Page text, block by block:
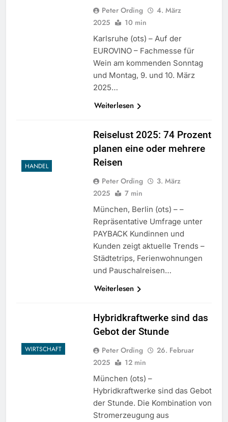
Peter Ording
4. März
2025
10 min
Karlsruhe (ots) – Auf der
EUROVINO – Fachmesse für
Wein am kommenden Sonntag
und Montag, 9. und 10. März
2025…
Weiterlesen
HANDEL
Reiselust 2025: 74 Prozent
planen eine oder mehrere
Reisen
Peter Ording
3. März
2025
7 min
München, Berlin (ots) – –
Repräsentative Umfrage unter
PAYBACK Kundinnen und
Kunden zeigt aktuelle Trends –
Städtetrips, Ferienwohnungen
und Pauschalreisen…
Weiterlesen
WIRTSCHAFT
Hybridkraftwerke sind das
Gebot der Stunde
Peter Ording
26. Februar
2025
12 min
München (ots) –
Hybridkraftwerke sind das Gebot
der Stunde. Die Kombination von
Stromerzeugung aus